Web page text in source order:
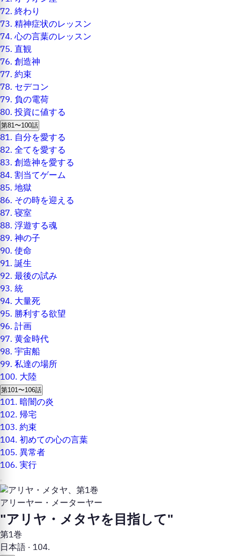
72.終わり
73.精神症状のレッスン
74.心の言葉のレッスン
75.直観
76.創造神
77.約束
78. セデコン
79.負の電荷
80.投資に値する
第81〜100話
81. 自分を愛する
82.全てを愛する
83.創造神を愛する
84.割当てゲーム
85.地獄
86. その時を迎える
87.寝室
88.浮遊する魂
89.神の子
90.使命
91.誕生
92.最後の試み
93.統
94. 大量死
95.勝利する欲望
96.計画
97.黄金時代
98.宇宙船
99.私達の場所
100. 大陸
第101〜106話
101. 暗闇の炎
102.帰宅
103.約束
104.初めての心の言葉
105.異常者
106.実行
アリーヤー・メーターヤー
"アリヤ・メタヤを目指して"
第1巻
日本語· 104.